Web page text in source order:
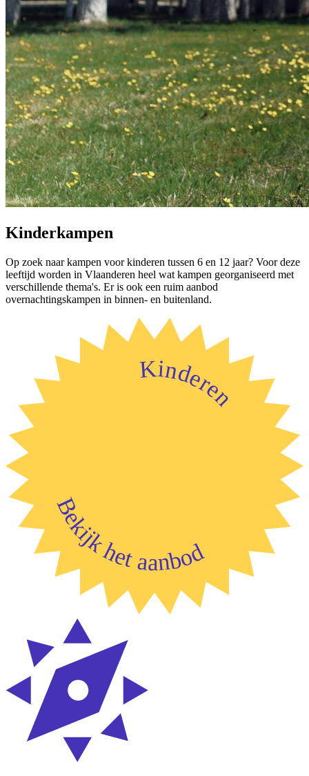
Kinderkampen
Op zoek naar kampen voor kinderen tussen 6 en 12 jaar? Voor deze
leeftijd worden in Vlaanderen heel wat kampen georganiseerd met
verschillende thema's. Er is ook een ruim aanbod
overnachtingskampen in binnen- en buitenland.
Kinderen
Bekijk het aanbod